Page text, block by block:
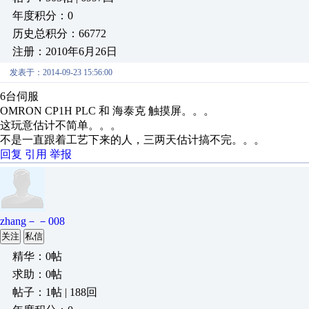
年度积分：0
历史总积分：66772
注册：2010年6月26日
发表于：2014-09-23 15:56:00
6台伺服
OMRON CP1H PLC 和 海泰克 触摸屏。。。
这玩意估计不简单。。。
不是一直跟着工艺下来的人，三两天估计搞不完。。。
回复 引用 举报
zhang－－008
关注 私信
精华：0帖
求助：0帖
帖子：1帖 | 188回